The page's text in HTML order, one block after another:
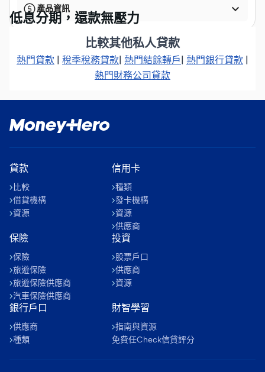
產品資訊 
低息分期，還款無壓力
比較其他私人貸款
熱門貸款 | 稅季稅務貸款| 熱門結餘轉戶 | 熱門銀行貸款 |
熱門財務公司貸款
貸款
比較
借貸機構
資源
信用卡
種類
發卡機構
資源
供應商
保險
保險
旅遊保險
旅遊保險供應商
汽車保險供應商
投資
股票戶口
供應商
資源
銀行戶口
供應商
種類
財智學習
指南與資源
免費任Check信貸評分